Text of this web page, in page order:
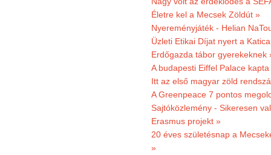
Életre kel a Mecsek Zöldút »
Nyereményjáték - Helian
Üzleti Etikai Díjat nyert a
Erdőgazda tábor gyerekeknek
A budapesti Eiffel Palace
Itt az első magyar zöld
A Greenpeace 7 pontos
Sajtóközlemény - Sikeresen
Erasmus projekt »
20 éves születésnap a
»